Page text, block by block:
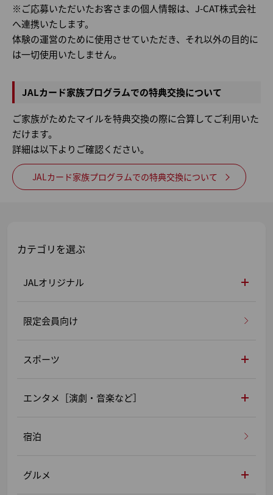
※ご応募いただいたお客さまの個人情報は、J-CAT株式会社
へ連携いたします。
体験の運営のために使用させていただき、それ以外の目的に
は一切使用いたしません。
JALカード家族プログラムでの特典交換について
ご家族がためたマイルを特典交換の際に合算してご利用いた
だけます。
詳細は以下よりご確認ください。
JALカード家族プログラムでの特典交換について
カテゴリを選ぶ
JALオリジナル
限定会員向け
スポーツ
エンタメ［演劇・音楽など］
宿泊
グルメ